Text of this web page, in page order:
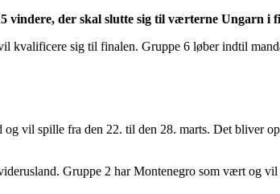
vindere, der skal slutte sig til værterne Ungarn
kvalificere sig til finalen. Gruppe 6 løber indtil
vil spille fra den 22. til den 28. marts. Det bliver
Gruppe 2 har Montenegro som vært og